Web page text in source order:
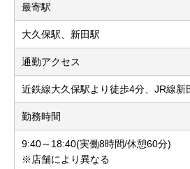
最寄駅
大久保駅、新田駅
通勤アクセス
近鉄線大久保駅より徒歩4分、JR線新
勤務時間
9:40～18:40(実働8時間/休憩60分)
※店舗により異なる